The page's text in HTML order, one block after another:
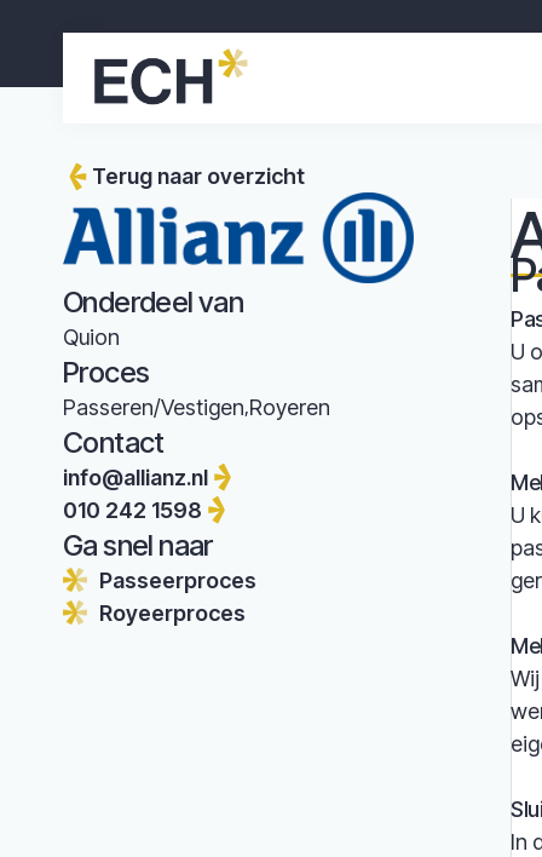
Terug naar overzicht
Onderdeel van
Quion
Proces
Passeren/Vestigen Royeren
Contact
info@allianz.nl
010 242 1598
Ga snel naar
Passeerproces
Royeerproces
U
U
In